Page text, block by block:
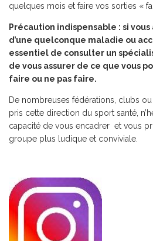
quelques mois et faire vos sorties «
Précaution indispensable : si
d’une quelconque maladie ou
essentiel de consulter un
de vous assurer de ce que vous
faire ou ne pas faire.
De nombreuses fédérations, clubs
pris cette direction du sport santé,
capacité de vous encadrer et vous
groupe plus ludique et conviviale.